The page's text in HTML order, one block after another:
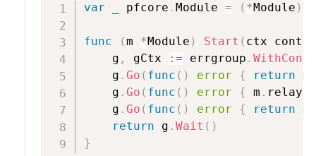
var pfcore . Module = ( *Module )
func (m *Module ) Start ( ctx
    g
, gCtx := errgroup .
    g
. Go ( func ( ) error { return m
    g
. Go ( func ( ) error { m . relay
    g
. Go ( func ( ) error { return m
return g . Wait ( )
}